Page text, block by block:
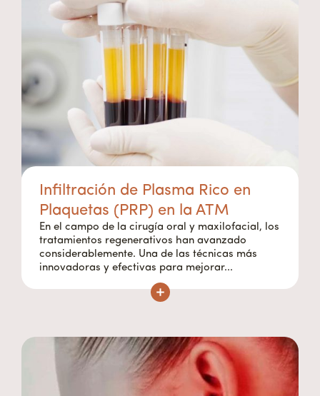
Infiltración de Plasma Rico en
Plaquetas (PRP) en la ATM
En el campo de la cirugía oral y maxilofacial, los
tratamientos regenerativos han avanzado
considerablemente. Una de las técnicas más
innovadoras y efectivas para mejorar...